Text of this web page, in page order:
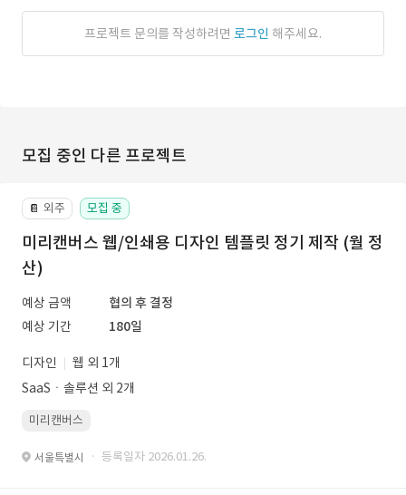
프로젝트 문의를 작성하려면 로그인 해주세요.
모집 중인 다른 프로젝트
📔 외주 모집 중
미리캔버스 웹/인쇄용 디자인 템플릿 정기 제작 (월 정
산)
예상 금액
협의 후 결정
예상 기간
180일
디자인
웹 외 1개
SaaSㆍ솔루션 외 2개
미리캔버스
서울특별시 · 등록일자 2026.01.26.